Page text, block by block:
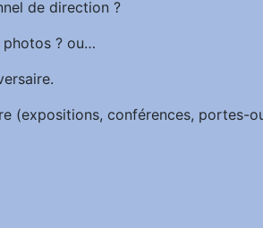
de direction ?
photos ? ou…
(expositions, conférences, portes-